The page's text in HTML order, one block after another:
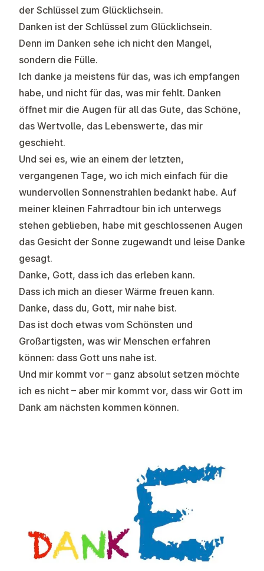
der Schlüssel zum Glücklichsein.
Danken ist der Schlüssel zum Glücklichsein.
Denn im Danken sehe ich nicht den Mangel,
sondern die Fülle.
Ich danke ja meistens für das, was ich empfangen
habe, und nicht für das, was mir fehlt. Danken
öffnet mir die Augen für all das Gute, das Schöne,
das Wertvolle, das Lebenswerte, das mir
geschieht.
Und sei es, wie an einem der letzten,
vergangenen Tage, wo ich mich einfach für die
wundervollen Sonnenstrahlen bedankt habe. Auf
meiner kleinen Fahrradtour bin ich unterwegs
stehen geblieben, habe mit geschlossenen Augen
das Gesicht der Sonne zugewandt und leise Danke
gesagt.
Danke, Gott, dass ich das erleben kann.
Dass ich mich an dieser Wärme freuen kann.
Danke, dass du, Gott, mir nahe bist.
Das ist doch etwas vom Schönsten und
Großartigsten, was wir Menschen erfahren
können: dass Gott uns nahe ist.
Und mir kommt vor – ganz absolut setzen möchte
ich es nicht – aber mir kommt vor, dass wir Gott im
Dank am nächsten kommen können.